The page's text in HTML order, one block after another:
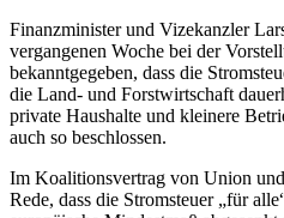
Finanzminister und Vizekanzler
vergangenen Woche bei der
bekanntgegeben, dass die
die Land- und Forstwirtschaft
private Haushalte und kleinere
auch so beschlossen.
Im Koalitionsvertrag von Union
Rede, dass die Stromsteuer „für